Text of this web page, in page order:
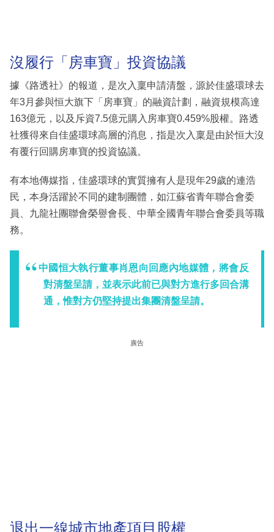
沒履行「房車寶」投資協議
據《路透社》的報道，是次入稟申請清盤，源於佳盛環球去
年3月參與恒大旗下「房車寶」的融資計劃，融資規模高達
163億元，以及斥資7.5億元購入房車寶0.459%股權。路透
社獲得來自佳盛環球高層的消息，指是次入稟是由於恒大沒
有覆行回購房車寶的投資協議。
有本地傳媒指，佳盛環球的實質擁有人是現年29歲的連浩
民，本身活躍於不同的建制團體，如江蘇省青年聯合會委
員、九龍社團聯會榮譽會長、中華全國青年聯合會委員等職
務。
中國恒大執行董事肖恩向回應內地媒體，將會反
對清盤呈請，並表示此前已與對方進行多回合溝
通，惟對方仍堅持提出集團清盤呈請。
廣告
退出一線城市地產項目股權